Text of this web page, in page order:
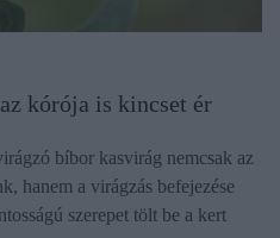
kórója is kincset ér
bíbor kasvirág nemcsak az
hanem a virágzás befejezése
szerepet tölt be a kert